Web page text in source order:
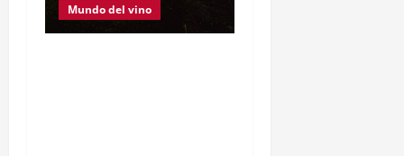
Mundo del vino